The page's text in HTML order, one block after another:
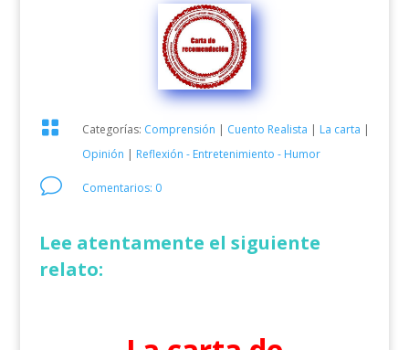
 Categorías: Comprensión | Cuento Realista | La carta |
Opinión | Reflexión - Entretenimiento - Humor
v Comentarios: 0
Lee atentamente el siguiente
relato: